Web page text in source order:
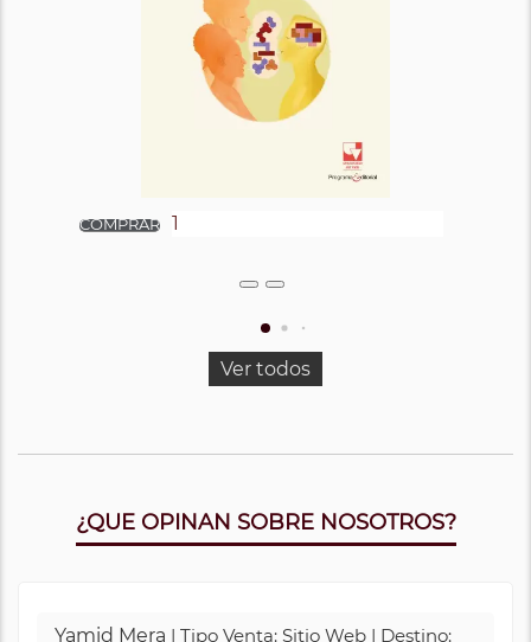
Ver todos
¿QUE OPINAN SOBRE NOSOTROS?
Yamid Mera | Tipo Venta: Sitio Web | Destino: